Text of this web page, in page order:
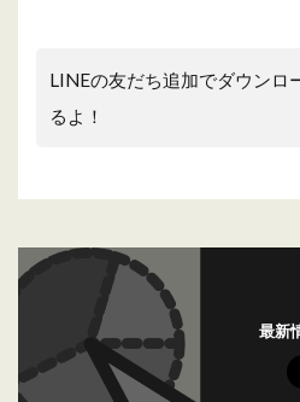
LINEの友だち追加でダウンロ
るよ！
最新